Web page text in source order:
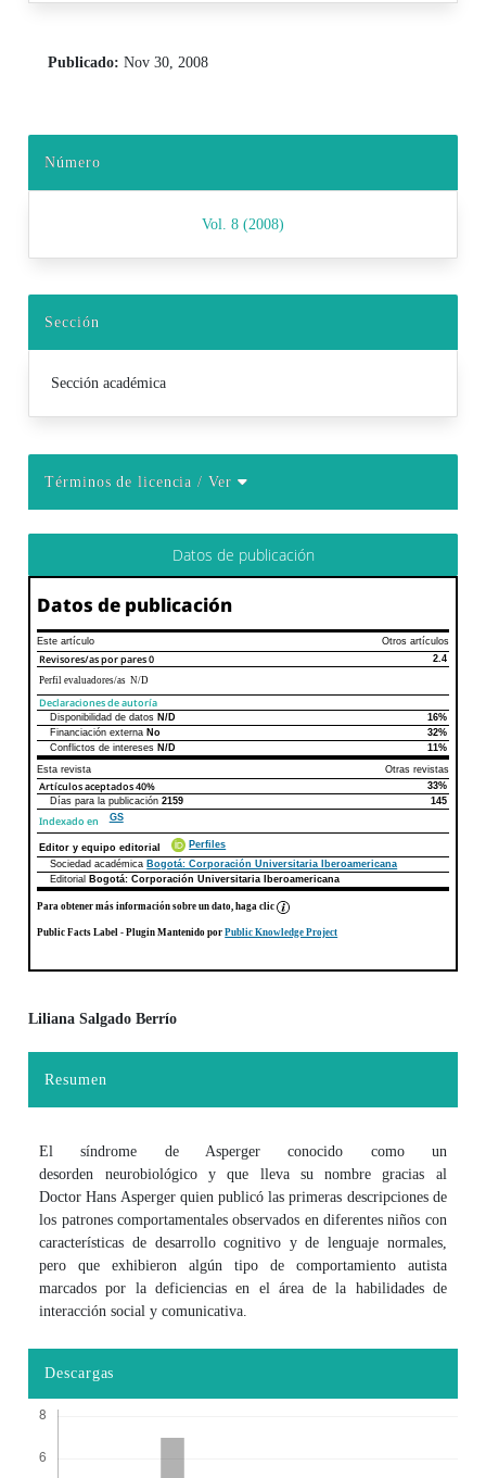
Publicado: Nov 30, 2008
Número
Vol. 8 (2008)
Sección
Sección académica
Términos de licencia/ Ver
Datos de publicación
Datos de publicación
Este artículo Otros artículos
Revisores/as por pares0
2.4
Perfil evaluadores/as N/D
Declaraciones de autoría
Declaraciones de autoríaEste artículo
Disponibilidad de datos N/D
16%
Financiación externa No
32%
Conflictos de intereses N/D
11%
Esta revista
Otras revistas
Artículos aceptados40%
33%
Días para la publicación2159 145
Indexado en GS
Editor y equipo editorial
Perfiles
Sociedad académica Bogotá: Corporación Universitaria Iberoamericana
Editorial
Bogotá: Corporación Universitaria Iberoamericana
Para obtener más información sobre un dato, haga clic
Public Facts Label - Plugin Mantenido porPublic Knowledge Project
Contenido principal del artículo
Liliana Salgado Berrío
Resumen
El síndrome de Asperger conocido como un
desorden neurobiológico y que lleva su nombre gracias al
Doctor Hans Asperger quien publicó las primeras descripciones de
los patrones comportamentales observados en diferentes niños con
características de desarrollo cognitivo y de lenguaje normales,
pero que exhibieron algún tipo de comportamiento autista
marcados por la deficiencias en el área de la habilidades de
interacción social y comunicativa.
Descargas